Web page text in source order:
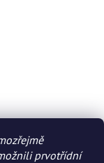
prvotřídní